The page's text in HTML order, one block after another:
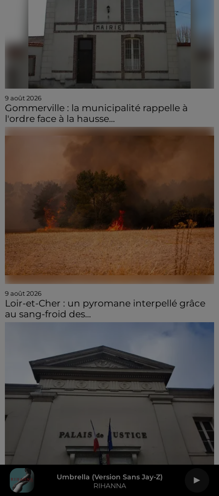
Umbrella (version Sans Jay-Z)
RIHANNA
9 août 2026
Gommerville : la municipalité rappelle à
l'ordre face à la hausse...
9 août 2026
Loir-et-Cher : un pyromane interpellé grâce
au sang-froid des...
9 août 2026